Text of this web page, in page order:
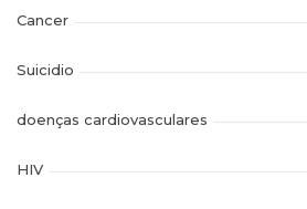
Cancer
Suicidio
doenças cardiovasculares
HIV